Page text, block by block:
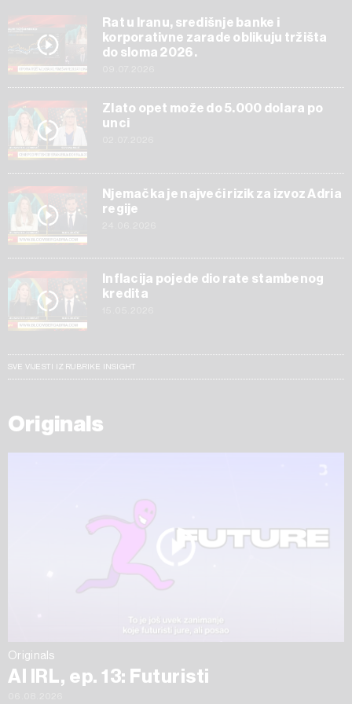
Rat u Iranu, središnje banke i
korporativne zarade oblikuju tržišta
do sloma 2026.
Zlato opet može do 5.000 dolara po
unci
Njemačka je najveći rizik za izvoz Adria
regije
Inflacija pojede dio rate stambenog
kredita
SVE VIJESTI IZ RUBRIKE INSIGHT
Originals
Originals
AI IRL, ep. 13: Futuristi